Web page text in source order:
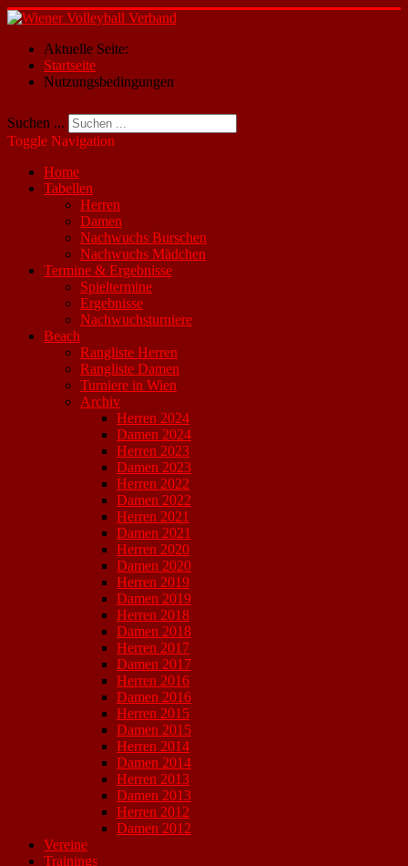
Aktuelle Seite:
Startseite
Nutzungsbedingungen
Suchen ...
Toggle Navigation
Home
Tabellen
Herren
Damen
Nachwuchs Burschen
Nachwuchs Mädchen
Termine & Ergebnisse
Spieltermine
Ergebnisse
Nachwuchsturniere
Beach
Rangliste Herren
Rangliste Damen
Turniere in Wien
Archiv
Herren 2024
Damen 2024
Herren 2023
Damen 2023
Herren 2022
Damen 2022
Herren 2021
Damen 2021
Herren 2020
Damen 2020
Herren 2019
Damen 2019
Herren 2018
Damen 2018
Herren 2017
Damen 2017
Herren 2016
Damen 2016
Herren 2015
Damen 2015
Herren 2014
Damen 2014
Herren 2013
Damen 2013
Herren 2012
Damen 2012
Vereine
Trainings